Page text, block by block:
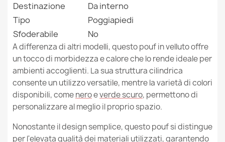
Destinazione
Da interno
Tipo
Poggiapiedi
Sfoderabile
No
A differenza di altri modelli, questo pouf in velluto offre
un tocco di morbidezza e calore che lo rende ideale per
ambienti accoglienti. La sua struttura cilindrica
consente un utilizzo versatile, mentre la varietà di colori
disponibili, comeneroeverde scuro, permettono di
personalizzare al meglio il proprio spazio.
Nonostante il design semplice, questo pouf si distingue
per l'elevata qualità dei materiali utilizzati, garantendo